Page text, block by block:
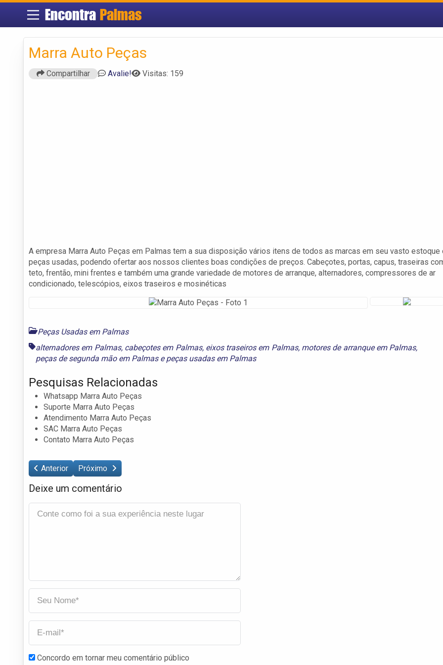
Encontra Palmas
Marra Auto Peças
Compartilhar Avalie! Visitas: 159
A empresa Marra Auto Peças em Palmas tem a sua disposição vários itens de todos as marcas em seu vasto estoque
peças usadas, podendo ofertar aos nossos clientes boas condições de preços. Cabeçotes, portas, capus, traseiras
teto, frentão, mini frentes e também uma grande variedade de motores de arranque, alternadores, compressores de ar
condicionado, telescópios, eixos traseiros e mosinéticas
Peças Usadas em Palmas
alternadores em Palmas, cabeçotes em Palmas, eixos traseiros em Palmas, motores de arranque em Palmas,
peças de segunda mão em Palmasepeças usadas em Palmas
Pesquisas Relacionadas
Whatsapp Marra Auto Peças
Suporte Marra Auto Peças
Atendimento Marra Auto Peças
SAC Marra Auto Peças
Contato Marra Auto Peças
Anterior Próximo
Deixe um comentário
Concordo em tornar meu comentário público